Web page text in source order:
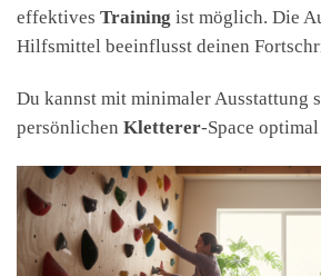
effektives Training ist möglich. Die
Hilfsmittel beeinflusst deinen
Du kannst mit minimaler Ausstattung
persönlichen Kletterer-Space